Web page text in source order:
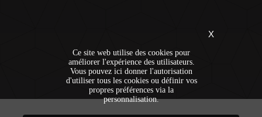
X
Ce site web utilise des cookies pour
améliorer l'expérience des utilisateurs.
Vous pouvez ici donner l'autorisation
d'utiliser tous les cookies ou définir vos
propres préférences via la
personnalisation.